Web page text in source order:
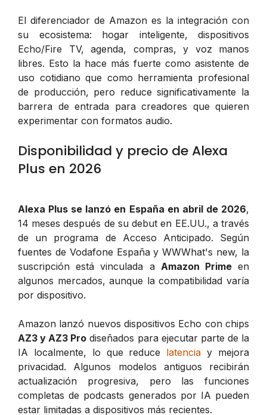
El diferenciador de Amazon es la integración con
su ecosistema: hogar inteligente, dispositivos
Echo/Fire TV, agenda, compras, y voz manos
libres. Esto la hace más fuerte como asistente de
uso cotidiano que como herramienta profesional
de producción, pero reduce significativamente la
barrera de entrada para creadores que quieren
experimentar con formatos audio.
Disponibilidad y precio de Alexa
Plus en 2026
Alexa Plus se lanzó en España en abril de 2026,
14 meses después de su debut en EE.UU., a través
de un programa de Acceso Anticipado. Según
fuentes de Vodafone España y WWWhat's new, la
suscripción está vinculada a Amazon Primeen
algunos mercados, aunque la compatibilidad varía
por dispositivo.
Amazon lanzó nuevos dispositivos Echo con chips
AZ3 y AZ3 Pro diseñados para ejecutar parte de la
IA localmente, lo que reduce latencia y mejora
privacidad. Algunos modelos antiguos recibirán
actualización progresiva, pero las funciones
completas de podcasts generados por IA pueden
estar limitadas a dispositivos más recientes.